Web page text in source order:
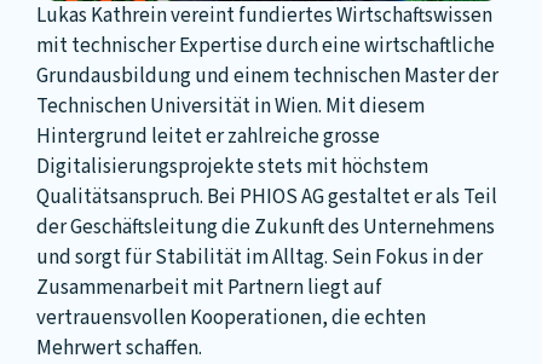
Lukas Kathrein vereint fundiertes Wirtschaftswissen
mit technischer Expertise durch eine wirtschaftliche
Grundausbildung und einem technischen Master der
Technischen Universität in Wien. Mit diesem
Hintergrund leitet er zahlreiche grosse
Digitalisierungsprojekte stets mit höchstem
Qualitätsanspruch. Bei PHIOS AG gestaltet er als Teil
der Geschäftsleitung die Zukunft des Unternehmens
und sorgt für Stabilität im Alltag. Sein Fokus in der
Zusammenarbeit mit Partnern liegt auf
vertrauensvollen Kooperationen, die echten
Mehrwert schaffen.